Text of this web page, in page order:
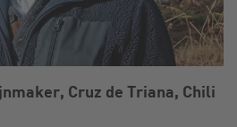
Cruz de Triana, Chili